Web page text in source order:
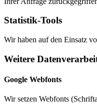
Statistik-Tools
Wir haben auf den Einsatz
Weitere
Google Webfonts
Wir setzen Webfonts